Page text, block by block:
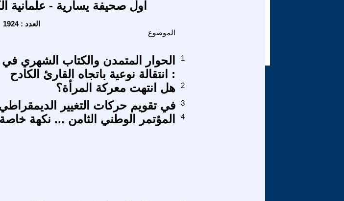
اول صحيفة يسارية - علمانية
Wednesday - 5/23/2007 - العدد : 1924
الموضوع
الحوار المتمدن والكتاب الشهري في
: انتقالة نوعية باتجاه القارئ الكادح
1
هل انتهت معركة المرأة؟ 2
في تقويم حركات التغيير الديمقراطي
3
المؤتمر الوطني الثامن ... نكهة خاصة 4